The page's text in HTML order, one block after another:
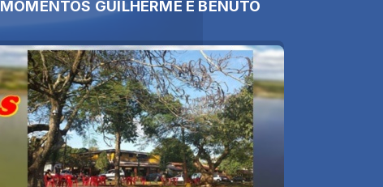
MOMENTOS GUILHERME E BENUTO